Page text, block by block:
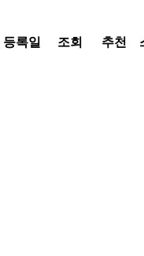
등록일 조회 추천